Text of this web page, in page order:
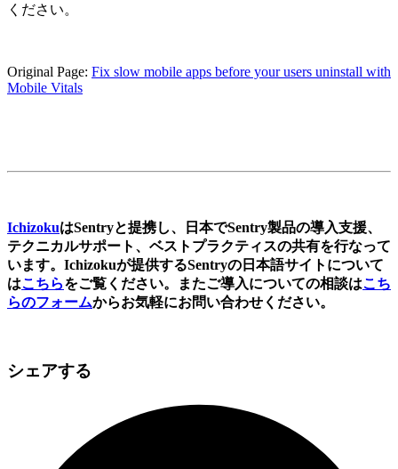
ください。
Original Page: Fix slow mobile apps before your users uninstall with
Mobile Vitals
IchizokuはSentryと提携し、日本でSentry製品の導入支援、
テクニカルサポート、ベストプラクティスの共有を行なって
います。Ichizokuが提供するSentryの日本語サイトについて
はこちらをご覧ください。またご導入についての相談はこち
らのフォームからお気軽にお問い合わせください。
シェアする